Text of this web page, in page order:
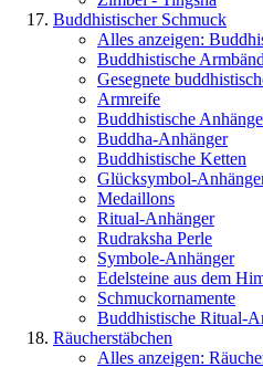
Buddhistischer Schmuck
Alles anzeigen:
Buddhistische
Gesegnete
Armreife
Buddhistische
Buddha-Anhänger
Buddhistische Ketten
Glücksymbol-
Medaillons
Ritual-Anhänger
Rudraksha Perle
Symbole-Anhänger
Edelsteine aus dem
Schmuckornamente
Buddhistische Ritual-
Räucherstäbchen
Alles anzeigen: